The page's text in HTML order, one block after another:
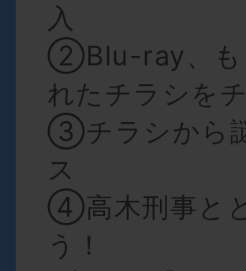
入
②Blu-ray、も
れたチラシを
③チラシから
ス
④高木刑事と
う！